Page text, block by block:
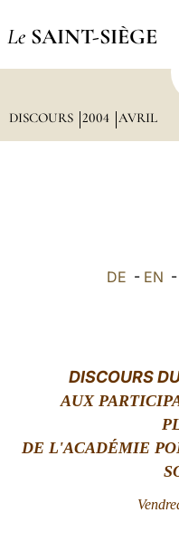
Le SAINT-SIÈGE
DISCOURS 2004 AVRIL
DE - EN -
DISCOURS
AUX
DE L'ACADÉMIE